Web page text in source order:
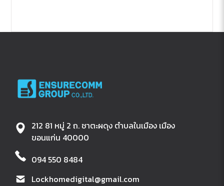
212 81 หมู่ 2 ถ. ชาตะผดุง ตำบลในเมือง เมือง
ขอนแก่น 40000
094 550 8484
Lockhomedigital@gmail.com